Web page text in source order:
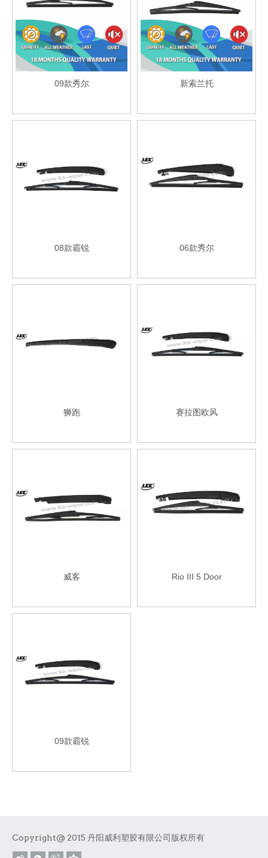
09款秀尔 新索兰托
08款霸锐 06款秀尔
狮跑 赛拉图欧风
威客 Rio III 5 Door
09款霸锐
Copyright@ 2015 丹阳威利塑胶有限公司版权所有